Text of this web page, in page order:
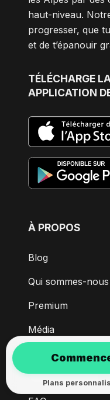
Plans
haut-niveau.
progresser, que
et de t’épanouir
TÉLÉCHARGE
APPLICATION
À PROPOS
Blog
Qui sommes-
Premium
Média
Devenir
Mentions légales